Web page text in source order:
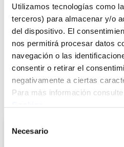
Utilizamos tecnologías como
terceros) para almacenar y/o
del dispositivo. El
nos permitirá procesar datos
navegación o las
consentir o retirar el
negativamente a ciertas
Para más información
Necesario
Introduce tu e-mail y te
estar
También te puede interesar